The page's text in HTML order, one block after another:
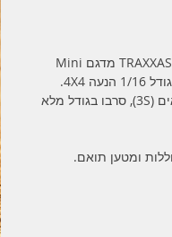
מכונית על שלט מבית TRAXXAS מדגם Mini
מגיע עם מערכת 3 תאים (3S), סרבו בגודל מלא
ומטען תואם.